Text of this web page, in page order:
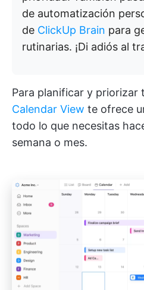
de automatización
de ClickUp Brain para
rutinarias. ¡Di adiós al
Para planificar y priorizar
Calendar View te ofrece
todo lo que necesitas
semana o mes.